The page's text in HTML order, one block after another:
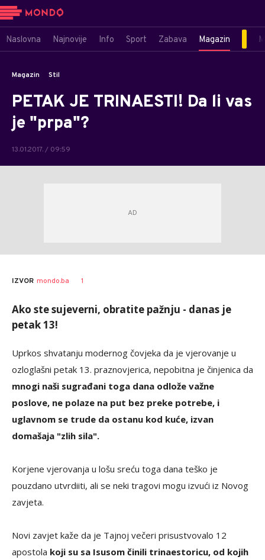
Naslovna Najnovije Info Sport Zabava Magazin
Magazin Stil
PETAK JE TRINAESTI! Da li vas
je "prpa"?
13.01.2017. / 09:59
IZVOR mondo.ba 1
Ako ste sujeverni, obratite pažnju - danas je
petak 13!
Uprkos shvatanju modernog čovjeka da je vjerovanje u
ozloglašni petak 13. praznovjerica, nepobitna je činjenica da
mnogi naši sugrađani toga dana odlože važne
poslove, ne polaze na put bez preke potrebe, i
uglavnom se trude da ostanu kod kuće, izvan
domašaja "zlih sila".
Korjene vjerovanja u lošu sreću toga dana teško je
pouzdano utvrdiiti, ali se neki tragovi mogu izvući iz Novog
zavjeta.
Novi zavjet kaže da je Tajnoj večeri prisustvovalo 12
apostola koji su sa Isusom činili trinaestoricu, od kojih